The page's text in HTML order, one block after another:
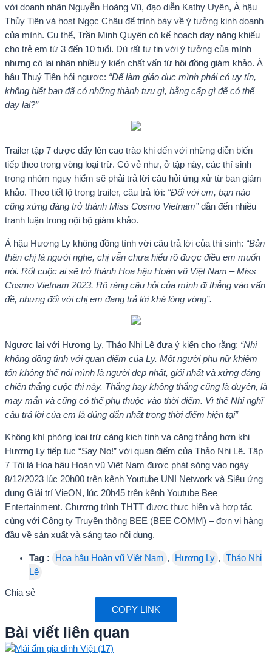
với doanh nhân Nguyễn Hoàng Vũ, đạo diễn Kathy Uyên, Á hậu
Thủy Tiên và host Ngọc Châu để trình bày về ý tưởng kinh doanh
của mình. Cụ thể, Trần Minh Quyên có kế hoạch dạy năng khiếu
cho trẻ em từ 3 đến 10 tuổi. Dù rất tự tin với ý tưởng của mình
nhưng cô lại nhận nhiều ý kiến chất vấn từ hội đồng giám khảo. Á
hậu Thuỷ Tiên hỏi ngược: “Để làm giáo dục mình phải có uy tín,
không biết bạn đã có những thành tựu gì, bằng cấp gì để có thể
dạy lại?”
Trailer tập 7 được đẩy lên cao trào khi đến với những diễn biến
tiếp theo trong vòng loại trừ. Có vẻ như, ở tập này, các thí sinh
trong nhóm nguy hiểm sẽ phải trả lời câu hỏi ứng xử từ ban giám
khảo. Theo tiết lộ trong trailer, câu trả lời: “Đối với em, bạn nào
cũng xứng đáng trở thành Miss Cosmo Vietnam”dẫn đến nhiều
tranh luận trong nội bộ giám khảo.
Á hậu Hương Ly không đồng tình với câu trả lời của thí sinh: “Bản
thân chị là người nghe, chị vẫn chưa hiểu rõ được điều em muốn
nói. Rốt cuộc ai sẽ trở thành Hoa hậu Hoàn vũ Việt Nam – Miss
Cosmo Vietnam 2023. Rõ ràng câu hỏi của mình đi thẳng vào vấn
đề, nhưng đối với chị em đang trả lời khá lòng vòng”.
Ngược lại với Hương Ly, Thảo Nhi Lê đưa ý kiến cho rằng: “Nhi
không đồng tình với quan điểm của Ly. Một người phụ nữ khiêm
tốn không thể nói mình là người đẹp nhất, giỏi nhất và xứng đáng
chiến thắng cuộc thi này. Thắng hay không thắng cũng là duyên, là
may mắn và cũng có thể phụ thuộc vào thời điểm. Vì thế Nhi nghĩ
câu trả lời của em là đúng đắn nhất trong thời điểm hiện tại”
Không khí phòng loại trừ càng kịch tính và căng thẳng hơn khi
Hương Ly tiếp tục “Say No!” với quan điểm của Thảo Nhi Lê. Tập
7 Tôi là Hoa hậu Hoàn vũ Việt Nam được phát sóng vào ngày
8/12/2023 lúc 20h00 trên kênh Youtube UNI Network và Siêu ứng
dụng Giải trí VieON, lúc 20h45 trên kênh Youtube Bee
Entertainment. Chương trình THTT được thực hiện và hợp tác
cùng với Công ty Truyền thông BEE (BEE COMM) – đơn vị hàng
đầu về sản xuất và sáng tạo nội dung.
Tag : Hoa hậu Hoàn vũ Việt Nam , Hương Ly ,
Thảo Nhi
Lê
Chia sẻ
COPY LINK
Bài viết liên quan